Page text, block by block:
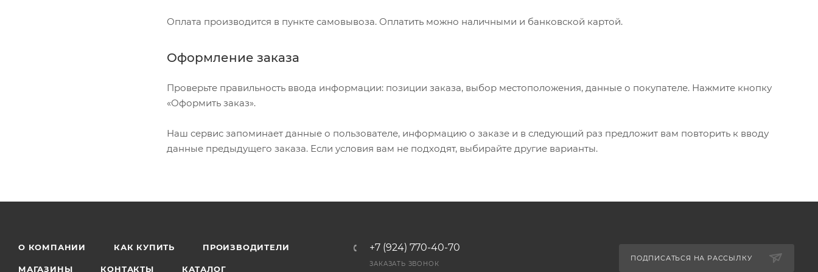
Оплата производится в пункте самовывоза. Оплатить можно наличными и банковской картой.
Оформление заказа
Проверьте правильность ввода информации: позиции заказа, выбор местоположения, данные о покупателе. Нажмите кнопку
«Оформить заказ».
Наш сервис запоминает данные о пользователе, информацию о заказе и в следующий раз предложит вам повторить к вводу
данные предыдущего заказа. Если условия вам не подходят, выбирайте другие варианты.
О КОМПАНИИ КАК КУПИТЬ ПРОИЗВОДИТЕЛИ
МАГАЗИНЫ КОНТАКТЫ КАТАЛОГ
+7 (924) 770-40-70
ЗАКАЗАТЬ ЗВОНОК
ПОДПИСАТЬСЯ НА РАССЫЛКУ